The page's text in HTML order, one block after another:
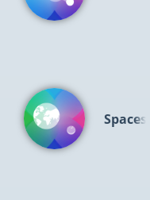
Spaces